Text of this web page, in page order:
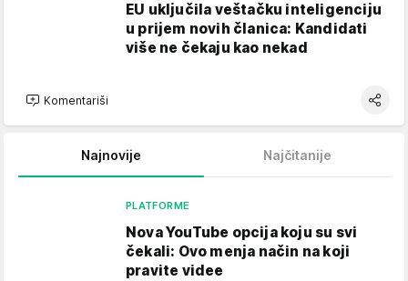
EU uključila veštačku inteligenciju
u prijem novih članica: Kandidati
više ne čekaju kao nekad
Komentariši
Najnovije Najčitanije
PLATFORME
Nova YouTube opcija koju su svi
čekali: Ovo menja način na koji
pravite videe